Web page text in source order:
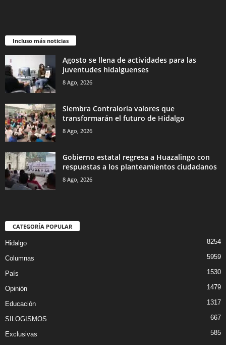
Incluso más noticias
Agosto se llena de actividades para las
juventudes hidalguenses
8 Ago, 2026
Siembra Contraloría valores que
transformarán el futuro de Hidalgo
8 Ago, 2026
Gobierno estatal regresa a Huazalingo con
respuestas a los planteamientos ciudadanos
8 Ago, 2026
CATEGORÍA POPULAR
Hidalgo 8254
Columnas 5959
País 1530
Opinión 1479
Educación 1317
SILOGISMOS 667
Exclusivas 585